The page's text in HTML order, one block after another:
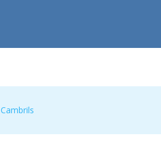
Cambrils